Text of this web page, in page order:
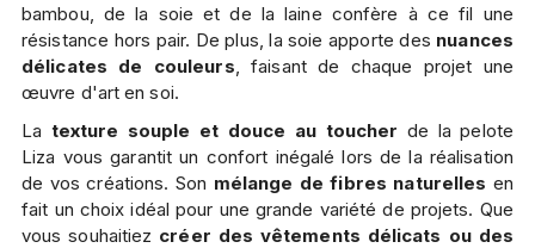
bambou, de la soie et de la laine confère à ce fil une
résistance hors pair. De plus, la soie apporte des nuances
délicates de couleurs , faisant de chaque projet une
œuvre d'art en soi.
La texture souple et douce au toucher de la pelote
Liza vous garantit un confort inégalé lors de la réalisation
de vos créations. Son mélange de fibres naturelles en
fait un choix idéal pour une grande variété de projets. Que
vous souhaitiez créer des vêtements délicats ou des